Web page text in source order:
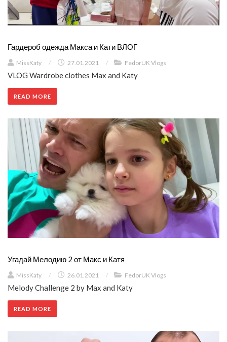
Гардероб одежда Макса и Кати ВЛОГ
MissKaty / 27.01.2021 / FedorUK Vlogs
VLOG Wardrobe clothes Max and Katy
READ MORE
Угадай Мелодию 2 от Макс и Катя
MissKaty / 26.01.2021 / FedorUK Vlogs
Melody Challenge 2 by Max and Katy
READ MORE